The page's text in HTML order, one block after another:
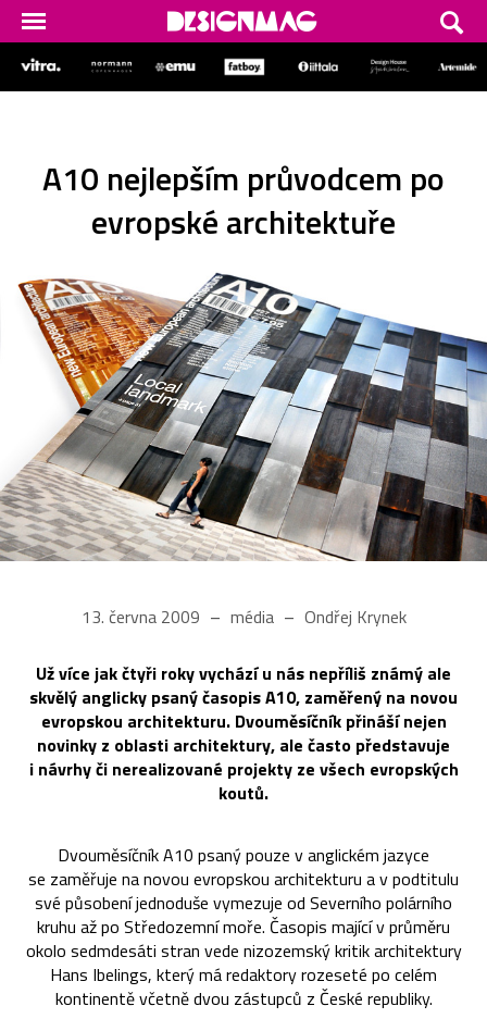
A10 nejlepším průvodcem po
evropské architektuře
13. června 2009 média Ondřej Krynek
Už více jak čtyři roky vychází u nás nepříliš známý ale
skvělý anglicky psaný časopis A10, zaměřený na novou
evropskou architekturu. Dvouměsíčník přináší nejen
novinky z oblasti architektury, ale často představuje
i návrhy či nerealizované projekty ze všech evropských
koutů.
Dvouměsíčník A10 psaný pouze v anglickém jazyce
se zaměřuje na novou evropskou architekturu a v podtitulu
své působení jednoduše vymezuje od Severního polárního
kruhu až po Středozemní moře. Časopis mající v průměru
okolo sedmdesáti stran vede nizozemský kritik architektury
Hans Ibelings, který má redaktory rozeseté po celém
kontinentě včetně dvou zástupců z České republiky.